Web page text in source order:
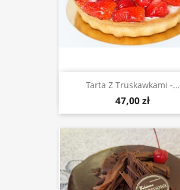
Tarta Z Truskawkami -...
47,00 zł